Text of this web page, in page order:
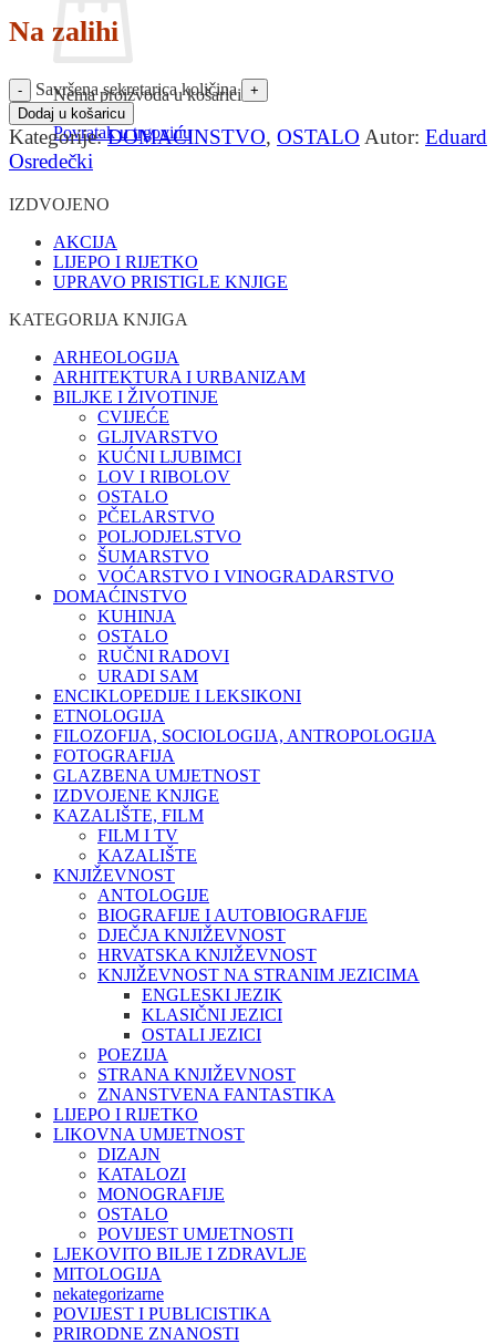
Nema proizvoda u košarici
Povratak u trgovinu
Na zalihi
Savršena sekretarica količina
Dodaj u košaricu
Kategorije:DOMAĆINSTVO, OSTALO Autor: Eduard
Osredečki
IZDVOJENO
AKCIJA
LIJEPO I RIJETKO
UPRAVO PRISTIGLE KNJIGE
KATEGORIJA KNJIGA
ARHEOLOGIJA
ARHITEKTURA I URBANIZAM
BILJKE I ŽIVOTINJE
CVIJEĆE
GLJIVARSTVO
KUĆNI LJUBIMCI
LOV I RIBOLOV
OSTALO
PČELARSTVO
POLJODJELSTVO
ŠUMARSTVO
VOĆARSTVO I VINOGRADARSTVO
DOMAĆINSTVO
KUHINJA
OSTALO
RUČNI RADOVI
URADI SAM
ENCIKLOPEDIJE I LEKSIKONI
ETNOLOGIJA
FILOZOFIJA, SOCIOLOGIJA, ANTROPOLOGIJA
FOTOGRAFIJA
GLAZBENA UMJETNOST
IZDVOJENE KNJIGE
KAZALIŠTE, FILM
FILM I TV
KAZALIŠTE
KNJIŽEVNOST
ANTOLOGIJE
BIOGRAFIJE I AUTOBIOGRAFIJE
DJEČJA KNJIŽEVNOST
HRVATSKA KNJIŽEVNOST
KNJIŽEVNOST NA STRANIM JEZICIMA
ENGLESKI JEZIK
KLASIČNI JEZICI
OSTALI JEZICI
POEZIJA
STRANA KNJIŽEVNOST
ZNANSTVENA FANTASTIKA
LIJEPO I RIJETKO
LIKOVNA UMJETNOST
DIZAJN
KATALOZI
MONOGRAFIJE
OSTALO
POVIJEST UMJETNOSTI
LJEKOVITO BILJE I ZDRAVLJE
MITOLOGIJA
nekategorizarne
POVIJEST I PUBLICISTIKA
PRIRODNE ZNANOSTI